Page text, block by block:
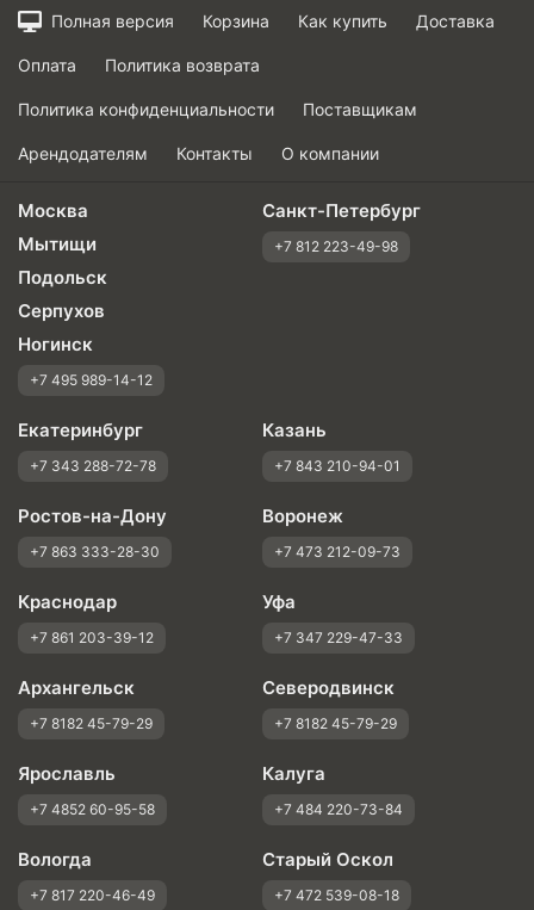
Полная версия Корзина Как купить Доставка
Оплата Политика возврата
Политика конфиденциальности Поставщикам
Арендодателям Контакты О компании
Москва
Мытищи
Подольск
Серпухов
Ногинск
+7 495 989-14-12
Санкт-Петербург
+7 812 223-49-98
Екатеринбург
+7 343 288-72-78
Казань
+7 843 210-94-01
Ростов-на-Дону
+7 863 333-28-30
Воронеж
+7 473 212-09-73
Краснодар
+7 861 203-39-12
Уфа
+7 347 229-47-33
Архангельск
+7 8182 45-79-29
Северодвинск
+7 8182 45-79-29
Ярославль
+7 4852 60-95-58
Калуга
+7 484 220-73-84
Вологда
+7 817 220-46-49
Старый Оскол
+7 472 539-08-18